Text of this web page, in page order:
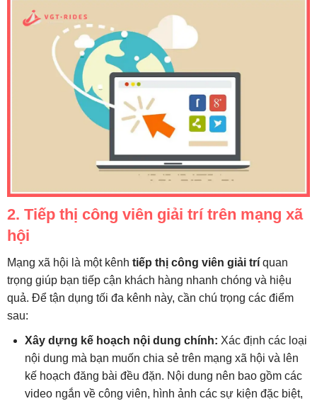
2. Tiếp thị công viên giải trí trên mạng xã
hội
Mạng xã hội là một kênh tiếp thị công viên giải trí quan
trọng giúp bạn tiếp cận khách hàng nhanh chóng và hiệu
quả. Để tận dụng tối đa kênh này, cần chú trọng các điểm
sau:
Zakłady sportowe obstawiane na żywo dają
Nazwa nawiązująca do miejskiego stylu życia nie mówi
Vroeger was gokken voorbehouden aan fysieke
Xây dựng kế hoạch nội dung chính: Xác định các loại
nội dung mà bạn muốn chia sẻ trên mạng xã hội và lên
kế hoạch đăng bài đều đặn. Nội dung nên bao gồm các
video ngắn về công viên, hình ảnh các sự kiện đặc biệt,